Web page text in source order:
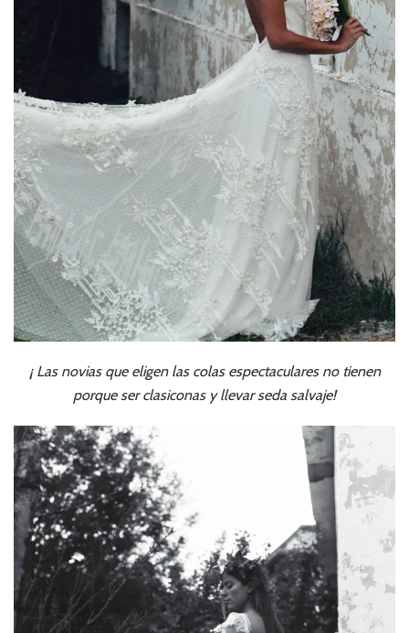
¡ Las novias que eligen las colas espectaculares no tienen
porque ser clasiconas y llevar seda salvaje!